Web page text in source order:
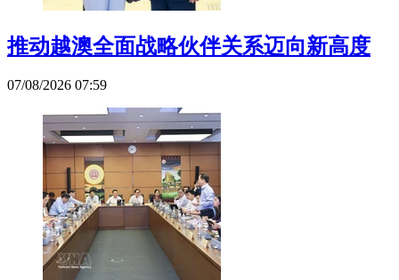
推动越澳全面战略伙伴关系迈向新高度
07/08/2026 07:59